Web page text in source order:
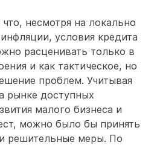
несмотря на локально
условия кредита
расценивать только в
и как тактическое, но
проблем. Учитывая
рынке доступных
малого бизнеса и
можно было бы принять
решительные меры. По